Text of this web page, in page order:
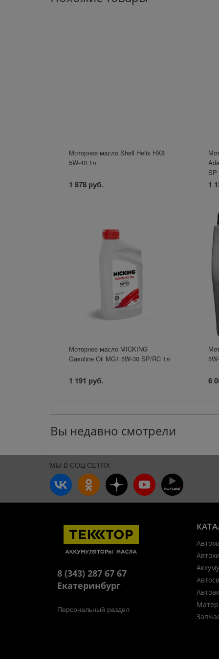
Моторное масло Shell Helix HX8
5W-40 1л
1 878 руб.
SP
1
Моторное масло MICKING
Gasoline Oil MG1 5W-30 SP/RC 1л
1 191 руб. 6
Вы недавно смотрели
МЫ В СОЦ СЕТЯХ
8 (343) 287 67 67
Екатеринбург
Персональный раздел